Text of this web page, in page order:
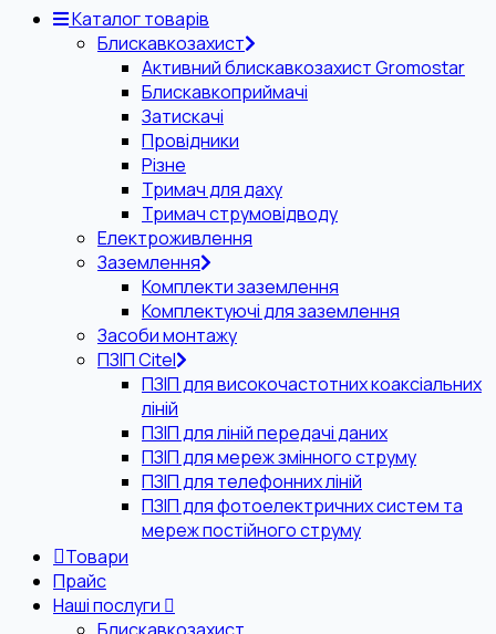
Каталог товарів
Блискавкозахист
Активний блискавкозахист Gromostar
Блискавкоприймачі
Затискачі
Провідники
Різне
Тримач для даху
Тримач струмовідводу
Електроживлення
Заземлення
Комплекти заземлення
Комплектуючі для заземлення
Засоби монтажу
ПЗІП Citel
ПЗІП для високочастотних коаксіальних
ліній
ПЗІП для ліній передачі даних
ПЗІП для мереж змінного струму
ПЗІП для телефонних ліній
ПЗІП для фотоелектричних систем та
мереж постійного струму
Товари
Прайс
Наші послуги